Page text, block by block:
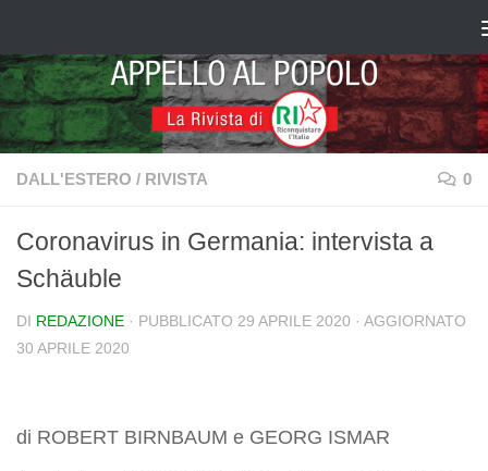
DALL'ESTERO / RIVISTA 0
Coronavirus in Germania: intervista a
Schäuble
DI REDAZIONE · PUBBLICATO 29 APRILE 2020 · AGGIORNATO
30 APRILE 2020
di ROBERT BIRNBAUM e GEORG ISMAR